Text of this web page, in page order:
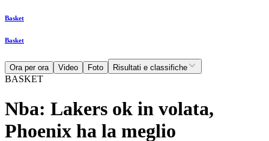
Basket
Basket
Ora per ora Video Foto Risultati e classifiche
BASKET
Nba: Lakers ok in volata,
Phoenix ha la meglio